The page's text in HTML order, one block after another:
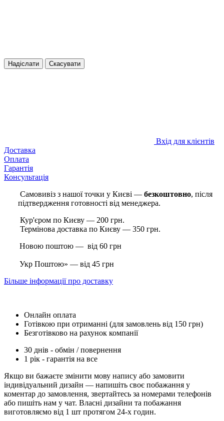
Надіслати Скасувати
Вхід для клієнтів
Доставка
Оплата
Гарантія
Консультація
Самовивіз з нашої точки у Києві — безкоштовно, після
підтвердження готовності від менеджера.
Кур'єром по Києву — 200 грн.
Термінова доставка по Києву — 350 грн.
Новою поштою — від 60 грн
Укр Поштою» — від 45 грн
Більше інформації про доставку
Онлайн оплата
Готівкою при отриманні (для замовлень від 150 грн)
Безготівково на рахунок компанії
30 днів - обмін / повернення
1 рік - гарантія на все
Якщо ви бажаєте змінити мову напису або замовити
індивідуальний дизайн — напишіть своє побажання у
коментар до замовлення, звертайтесь за номерами телефонів
або пишіть нам у чат. Власні дизайни та побажання
виготовляємо від 1 шт протягом 24-х годин.